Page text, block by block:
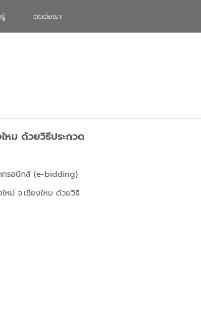
ติดต่อเรา
หม ด้วยวิธีประกวด
กทรอนิกส์ (e-bidding)
หม่ จ.เชียงใหม ด้วยวิธี